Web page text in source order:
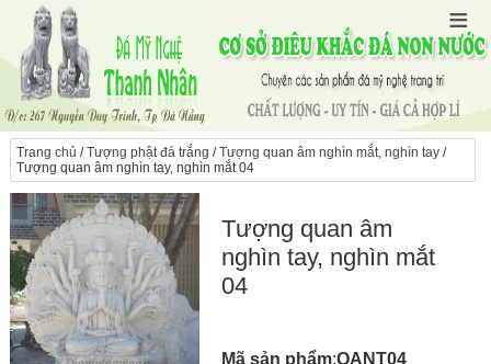
Trang chủ /Tượng phật đá trắng /Tượng quan âm nghìn mắt, nghìn tay/
Tượng quan âm nghìn tay, nghìn mắt 04
Tượng quan âm
nghìn tay, nghìn mắt
04
Mã sản phẩm:QANT04